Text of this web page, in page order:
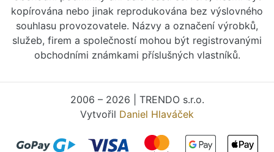
kopírována nebo jinak reprodukována bez výslovného
souhlasu provozovatele. Názvy a označení výrobků,
služeb, firem a společností mohou být registrovanými
obchodními známkami příslušných vlastníků.
2006 – 2026 | TRENDO s.r.o.
Vytvořil Daniel Hlaváček